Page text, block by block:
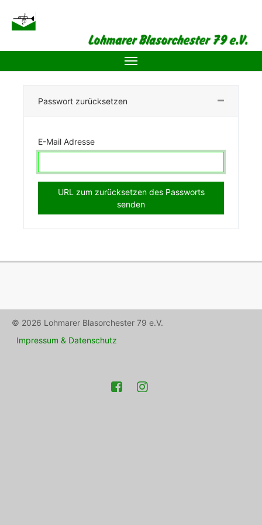
Passwort zurücksetzen
E-Mail Adresse
URL zum zurücksetzen des Passworts
senden
© 2026 Lohmarer Blasorchester 79 e.V.
Impressum & Datenschutz
Facebook